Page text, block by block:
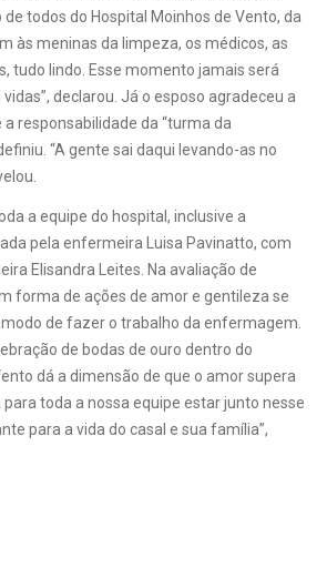
todos do Hospital Moinhos de Vento, da
às meninas da limpeza, os médicos, as
tudo lindo. Esse momento jamais será
declarou. Já o esposo agradeceu a
responsabilidade da “turma da
“A gente sai daqui levando-as no
a equipe do hospital, inclusive a
pela enfermeira Luisa Pavinatto, com
Elisandra Leites. Na avaliação de
forma de ações de amor e gentileza se
de fazer o trabalho da enfermagem.
de bodas de ouro dentro do
dá a dimensão de que o amor supera
para toda a nossa equipe estar junto nesse
para a vida do casal e sua família”,